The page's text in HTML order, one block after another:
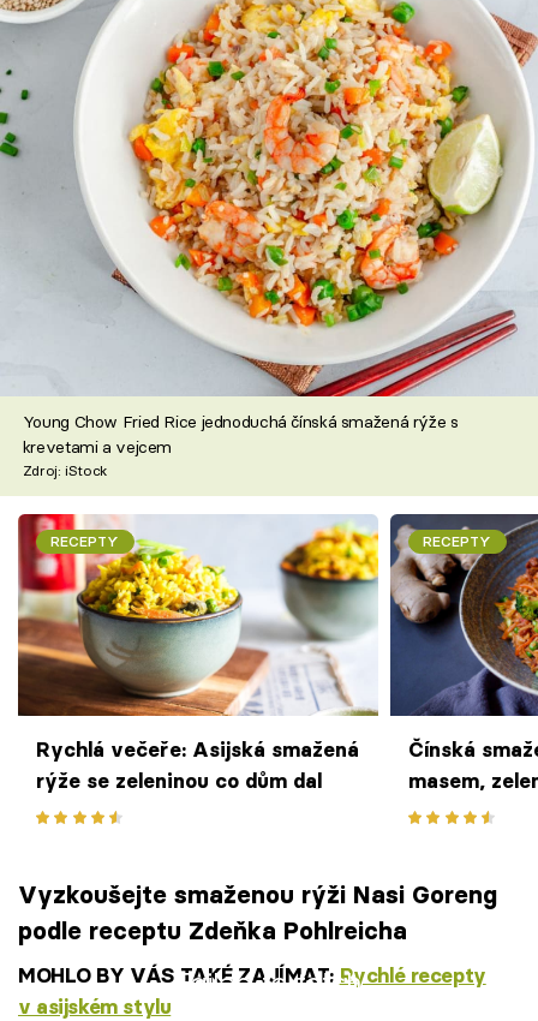
Young Chow Fried Rice jednoduchá čínská smažená rýže s
krevetami a vejcem
Zdroj: iStock
RECEPTY
Rychlá večeře: Asijská smažená
rýže se zeleninou co dům dal
RECEPTY
Čínská
masem,
Vyzkoušejte smaženou rýži Nasi Goreng
podle receptu Zdeňka Pohlreicha
Failed to fetch
MOHLO BY VÁS TAKÉ ZAJÍMAT: Rychlé recepty
v asijském stylu